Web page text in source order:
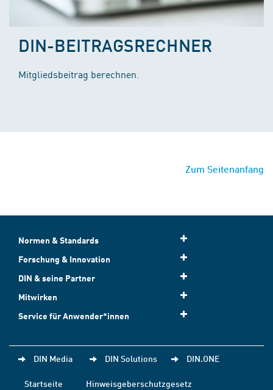
DIN-BEITRAGSRECHNER
Mitgliedsbeitrag berechnen.
Zum Seitenanfang
Normen & Standards
Forschung & Innovation
DIN & seine Partner
Mitwirken
Service für Anwender*innen
DIN Media DIN Solutions DIN.ONE
Startseite
Hinweisgeberschutzgesetz